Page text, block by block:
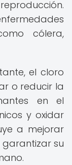
cólera,
el cloro
o reducir la
en el
y oxidar
a mejorar
su